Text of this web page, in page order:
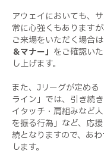
アウェイにおいても、
常に心強くもあります
ご来場をいただく場合は
＆マナー」 をご確認い
し上げます。
また、 Jリーグが定める
ライン」では、引き続
イタッチ・肩組みなど
を振る行為」など、応
続となりますので、あ
します。